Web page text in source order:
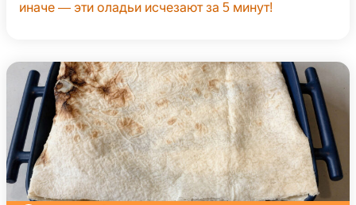
иначе — эти оладьи исчезают за 5 минут!